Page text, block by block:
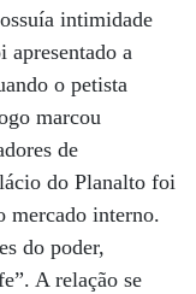
intimidade
a
o petista
marcou
de
do Planalto foi
mercado interno.
do poder,
A relação se